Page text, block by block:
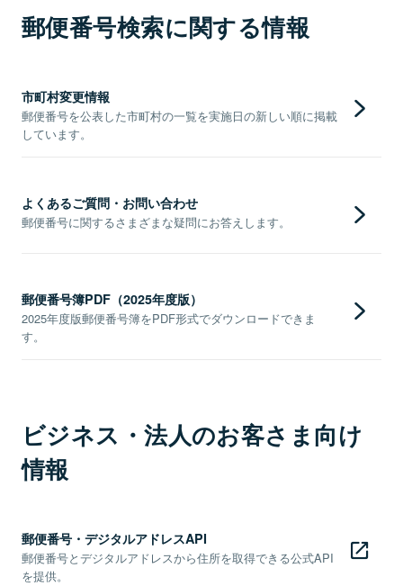
郵便番号検索に関する情報
市町村変更情報
郵便番号を公表した市町村の一覧を実施日の新しい順に掲載
しています。
よくあるご質問・お問い合わせ
郵便番号に関するさまざまな疑問にお答えします。
郵便番号簿PDF（2025年度版）
2025年度版郵便番号簿をPDF形式でダウンロードできま
す。
ビジネス・法人のお客さま向け
情報
郵便番号・デジタルアドレスAPI
郵便番号とデジタルアドレスから住所を取得できる公式API
を提供。